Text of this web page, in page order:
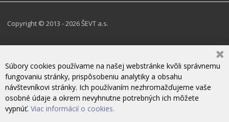
Copyright © 2013 - 2026 ŠEVT a.s.
Súbory cookies používame na našej webstránke kvôli správnemu
fungovaniu stránky, prispôsobeniu analytiky a obsahu
návštevníkovi stránky. Ich používaním nezhromažďujeme vaše
osobné údaje a okrem nevyhnutne potrebných ich môžete
vypnúť. Viac informácií o cookies.